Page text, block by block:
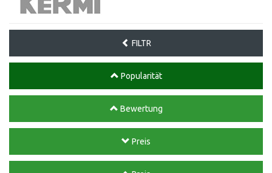
FILTR
Popularität
Bewertung
Preis